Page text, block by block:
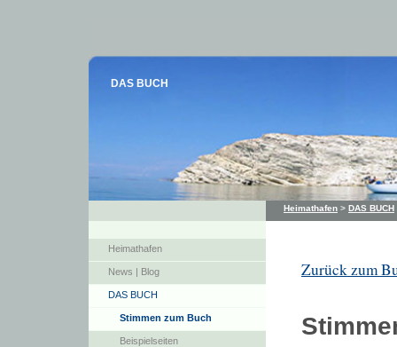
DAS BUCH
Heimathafen
News | Blog
DAS BUCH
Stimmen zum Buch
Beispielseiten
Heimathafen > DAS BUCH
Zurück zum